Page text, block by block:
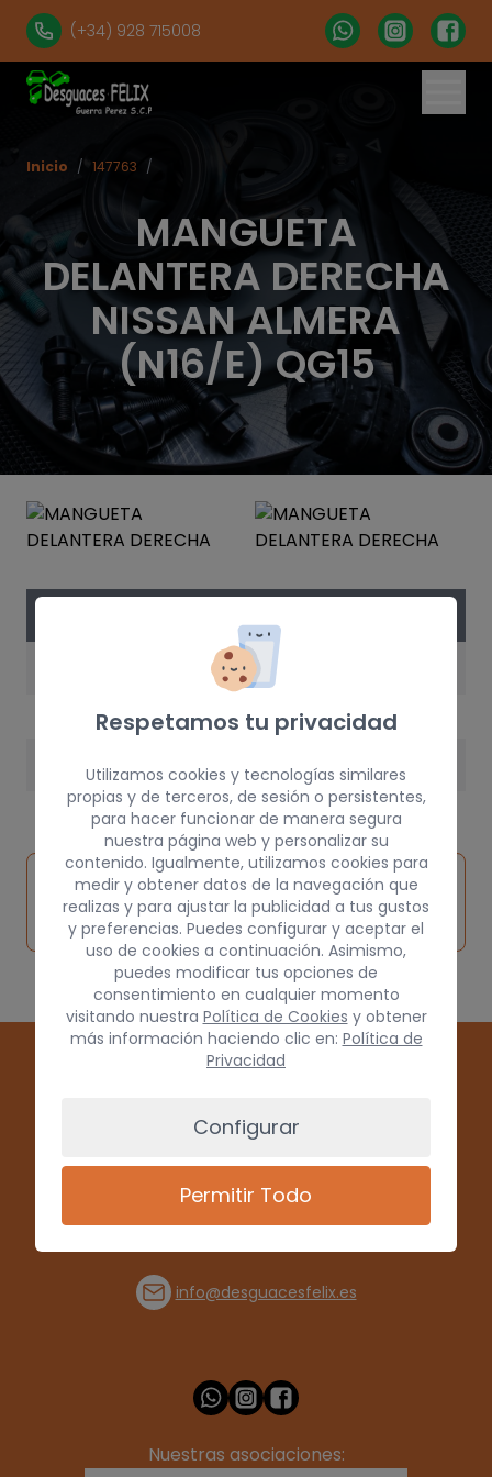
(+34) 928 715008
MANGUETA
DELANTERA DERECHA
NISSAN ALMERA
(N16/E) QG15
Inicio / 147763 /
10 kg
Inspeccionar
vehículo de
origen
Solicitar
pieza
Consultar
por
(+34) 928 715008
info@desguacesfelix.es
Nuestras asociaciones:
Respetamos tu privacidad
Utilizamos cookies y tecnologías similares
propias y de terceros, de sesión o persistentes,
para hacer funcionar de manera segura
nuestra página web y personalizar su
contenido. Igualmente, utilizamos cookies para
medir y obtener datos de la navegación que
realizas y para ajustar la publicidad a tus gustos
y preferencias. Puedes configurar y aceptar el
uso de cookies a continuación. Asimismo,
puedes modificar tus opciones de
consentimiento en cualquier momento
visitando nuestra Política de Cookies y obtener
más información haciendo clic en: Política de
Privacidad
Configurar
Permitir Todo